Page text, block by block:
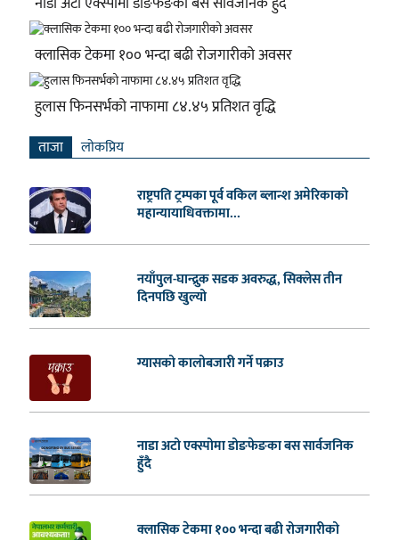
क्लासिक टेकमा १०० भन्दा बढी रोजगारीको अवसर
हुलास फिनसर्भको नाफामा ८४.४५ प्रतिशत वृद्धि
ताजा लाेकप्रिय
राष्ट्रपति ट्रम्पका पूर्व वकिल ब्लान्श अमेरिकाको
महान्यायाधिवक्तामा...
नयाँपुल-घान्द्रुक सडक अवरुद्ध, सिक्लेस तीन
दिनपछि खुल्यो
ग्यासको कालोबजारी गर्ने पक्राउ
नाडा अटो एक्स्पोमा डोङफेङका बस सार्वजनिक
हुँदै
क्लासिक टेकमा १०० भन्दा बढी रोजगारीको